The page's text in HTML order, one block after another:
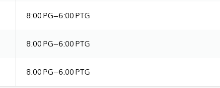
8:00 PG–6:00 PTG
8:00 PG–6:00 PTG
8:00 PG–6:00 PTG